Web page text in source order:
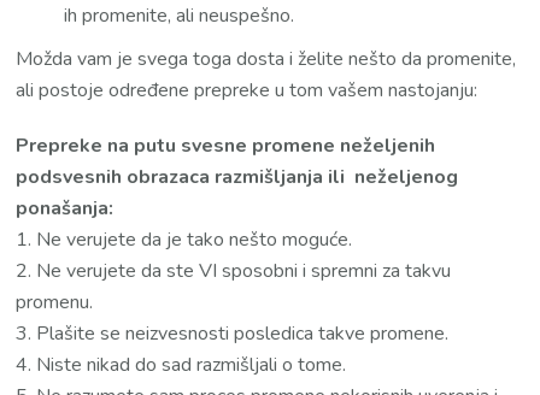
ih promenite, ali neuspešno.
Možda vam je svega toga dosta i želite nešto da promenite,
ali postoje određene prepreke u tom vašem nastojanju:
Prepreke na putu svesne promene neželjenih
podsvesnih obrazaca razmišljanja ili neželjenog
ponašanja:
1. Ne verujete da je tako nešto moguće.
2. Ne verujete da ste VI sposobni i spremni za takvu
promenu.
3. Plašite se neizvesnosti posledica takve promene.
4. Niste nikad do sad razmišljali o tome.